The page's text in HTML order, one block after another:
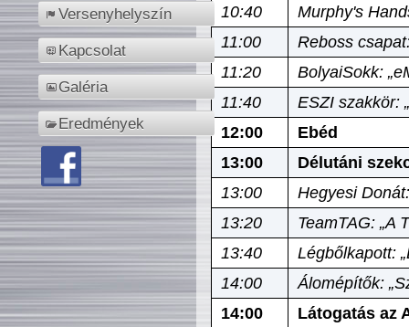
Versenyhelyszín
Kapcsolat
Galéria
Eredmények
10:40
Murphy's
11:00
Reboss
11:20
BolyaiSokk:
11:40
ESZI szakkör:
12:00
Ebéd
13:00
Délutáni
13:00
Hegyesi
13:20
TeamTAG: „A
13:40
Légbőlkapott:
14:00
Álomépítők:
14:00
Látogatás az